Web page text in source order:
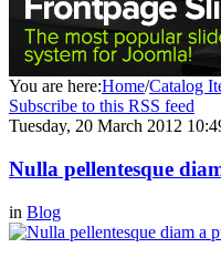
You are here:Home/Catalog
Subscribe to this RSS feed
Tuesday, 20 March 2012
Nulla pellentesque
in Blog